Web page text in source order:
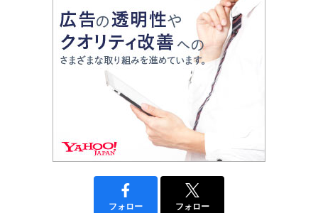
フォロー フォロー